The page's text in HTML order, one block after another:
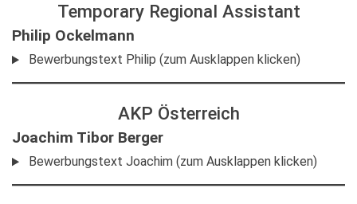
Temporary Regional Assistant
Philip Ockelmann
Bewerbungstext Philip (zum Ausklappen klicken)
AKP Österreich
Joachim Tibor Berger
Bewerbungstext Joachim (zum Ausklappen klicken)